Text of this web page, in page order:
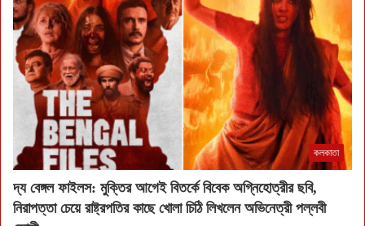
কলকাতা
দ্য বেঙ্গল ফাইলস: মুক্তির আগেই বিতর্কে বিবেক অগ্নিহোত্রীর ছবি,
নিরাপত্তা চেয়ে রাষ্ট্রপতির কাছে খোলা চিঠি লিখলেন অভিনেত্রী পল্লবী